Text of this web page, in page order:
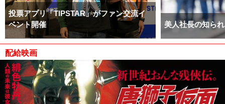
投票アプリ「TIPSTAR」がファン交流イ
ベント開催
美人社長の知ら
配給映画